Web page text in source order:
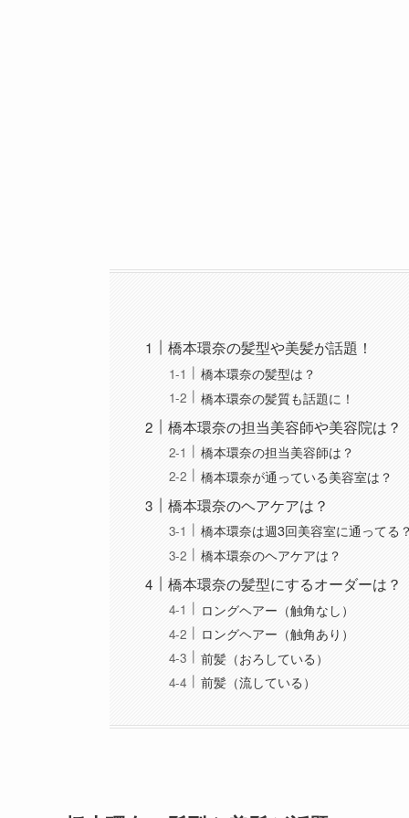
橋本環奈の髪型や美髪が話題！
橋本環奈の髪型は？
橋本環奈の髪質も話題に！
橋本環奈の担当美容師や美容院は？
橋本環奈の担当美容師は？
橋本環奈が通っている美容室は？
橋本環奈のヘアケアは？
橋本環奈は週3回美容室に通ってる
橋本環奈のヘアケアは？
橋本環奈の髪型にするオーダーは？
ロングヘアー（触角なし）
ロングヘアー（触角あり）
前髪（おろしている）
前髪（流している）